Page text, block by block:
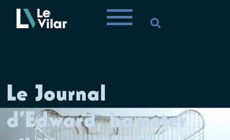
Le Journal
d’Edward, hamster